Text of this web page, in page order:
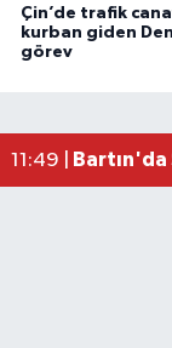
Çin’de trafik
kurban giden
görev
11:49 | Bartın'da